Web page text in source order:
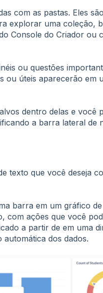
com as pastas. Eles
explorar uma coleção,
Console do Criador ou
ou questões
ou úteis aparecerão em
dentro delas e você
a barra lateral de
texto que você deseja
barra em um gráfico
com ações que você
a partir de em uma
dos dados.